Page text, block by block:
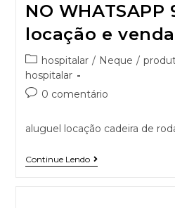
NO WHATSAPP
locação e
hospitalar / Neque /
hospitalar
0 comentário
aluguel locação cadeira de
Continue Lendo